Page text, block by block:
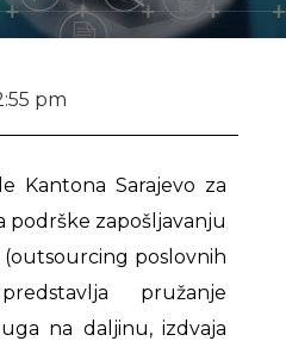
pm
Kantona Sarajevo za
podrške zapošljavanju
poslovnih
pružanje
na daljinu, izdvaja